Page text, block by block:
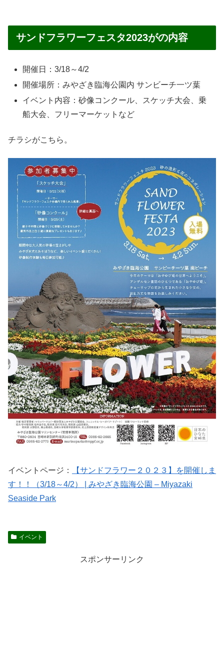
サンドフラワーフェスタ2023がの内容
開催日：3/18～4/2
開催場所：みやざき臨海公園内 サンビーチ一ツ葉
イベント内容：砂像コンクール、スケッチ大会、乗
船大会、フリーマーケットなど
チラシがこちら。
イベントページ：
【サンドフラワー２０２３】を開催しま
す！！（3/18～4/2） | みやざき臨海公園 – Miyazaki
Seaside Park
イベント
スポンサーリンク